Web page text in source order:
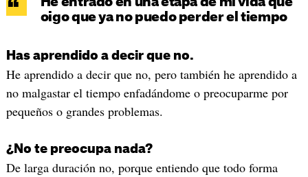
He entrado en una etapa de mi vida que
oigo que ya no puedo perder el tiempo
Has aprendido a decir que no.
He aprendido a decir que no, pero también he aprendido a
no malgastar el tiempo enfadándome o preocuparme por
pequeños o grandes problemas.
¿No te preocupa nada?
De larga duración no, porque entiendo que todo forma